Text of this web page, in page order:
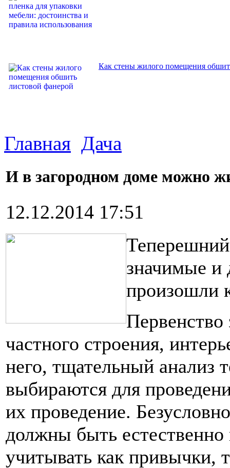
Как стены жилого помещения
Главная Дача
И в загородном доме можно
12.12.2014 17:51
Теперешний
значимые и
произошли
частного строения,
него, тщательный анализ
выбираются для
их проведение.
должны быть
учитывать как привычки,